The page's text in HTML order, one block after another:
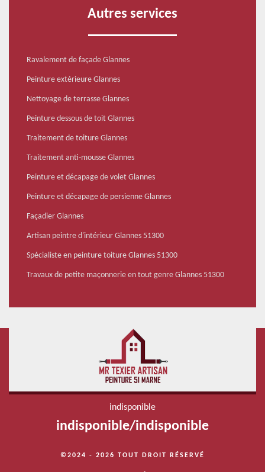
Autres services
Ravalement de façade Glannes
Peinture extérieure Glannes
Nettoyage de terrasse Glannes
Peinture dessous de toit Glannes
Traitement de toiture Glannes
Traitement anti-mousse Glannes
Peinture et décapage de volet Glannes
Peinture et décapage de persienne Glannes
Façadier Glannes
Artisan peintre d'intérieur Glannes 51300
Spécialiste en peinture toiture Glannes 51300
Travaux de petite maçonnerie en tout genre Glannes 51300
indisponible
indisponible/indisponible
©2024 - 2026 TOUT DROIT RÉSERVÉ